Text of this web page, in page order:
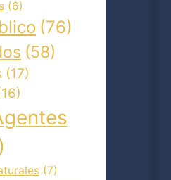
(6)
(76)
(58)
(17)
(7)